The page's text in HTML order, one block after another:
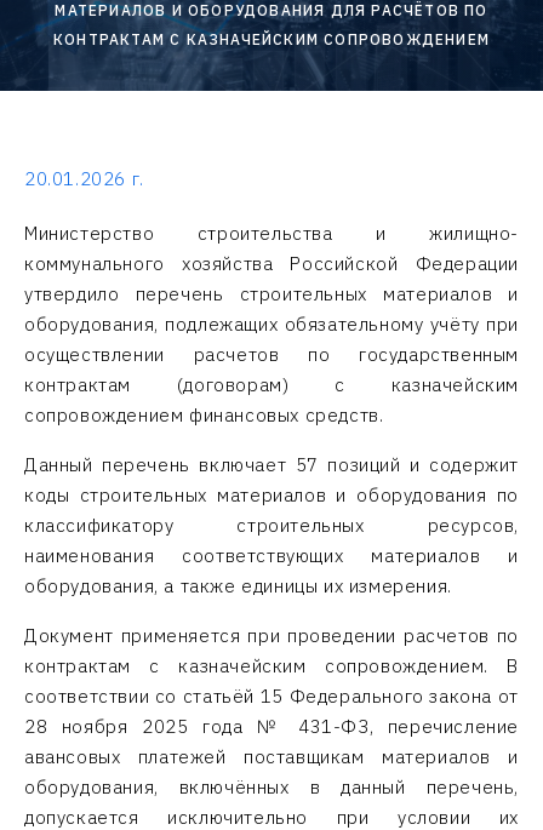
МАТЕРИАЛОВ И ОБОРУДОВАНИЯ ДЛЯ РАСЧЁТОВ ПО
КОНТРАКТАМ С КАЗНАЧЕЙСКИМ СОПРОВОЖДЕНИЕМ
20.01.2026 г.
Министерство строительства и жилищно-
коммунального хозяйства Российской Федерации
утвердило перечень строительных материалов и
оборудования, подлежащих обязательному учёту при
осуществлении расчетов по государственным
контрактам (договорам) с казначейским
сопровождением финансовых средств.
Данный перечень включает 57 позиций и содержит
коды строительных материалов и оборудования по
классификатору строительных ресурсов,
наименования соответствующих материалов и
оборудования, а также единицы их измерения.
Документ применяется при проведении расчетов по
контрактам с казначейским сопровождением. В
соответствии со статьёй 15 Федерального закона от
28 ноября 2025 года № 431-ФЗ, перечисление
авансовых платежей поставщикам материалов и
оборудования, включённых в данный перечень,
допускается исключительно при условии их